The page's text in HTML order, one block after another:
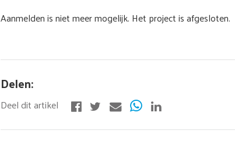
Aanmelden is niet meer mogelijk. Het project is afgesloten.
Delen: